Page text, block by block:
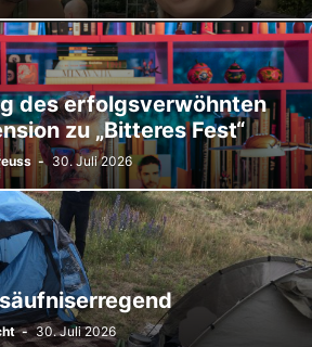
des erfolgsverwöhnten
zu „Bitteres Fest“
- 30. Juli 2026
- 30. Juli 2026